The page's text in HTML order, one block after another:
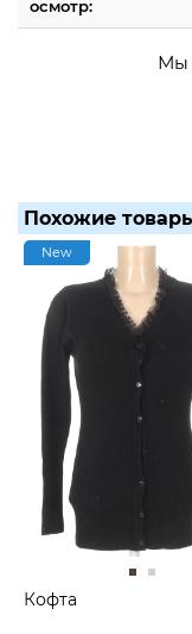
осмотр:
Мы
Похожие
New
Кофта